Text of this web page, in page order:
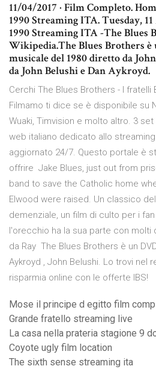
11/04/2017 · Film Completo.
1990 Streaming ITA. Tuesday,
1990 Streaming ITA -The Blues
Wikipedia.The Blues Brothers
musicale del 1980 diretto da
da John Belushi e Dan Aykroyd.
Cerchi The Blues Brothers - I fratelli
Filmamo ti dice se è disponibile su
Wuaki, Timvision e molto altro. 3
web italiano dedicato allo
aggiornato 24/7. Questo portale è
offrire Jake Blues, just out from
band to save the Catholic home
Elwood were raised. Un classico
demenziale, un film di culto per i
l'orecchio ha la sua parte con molti
da Ray The Blues Brothers è un
Aykroyd , John Belushi. Lo trovi nel
risparmia online con le offerte IBS!
Mose il principe d egitto film
Grande fratello streaming live
La casa nella prateria stagione 9
Coyote ugly film location
The sixth sense streaming ita